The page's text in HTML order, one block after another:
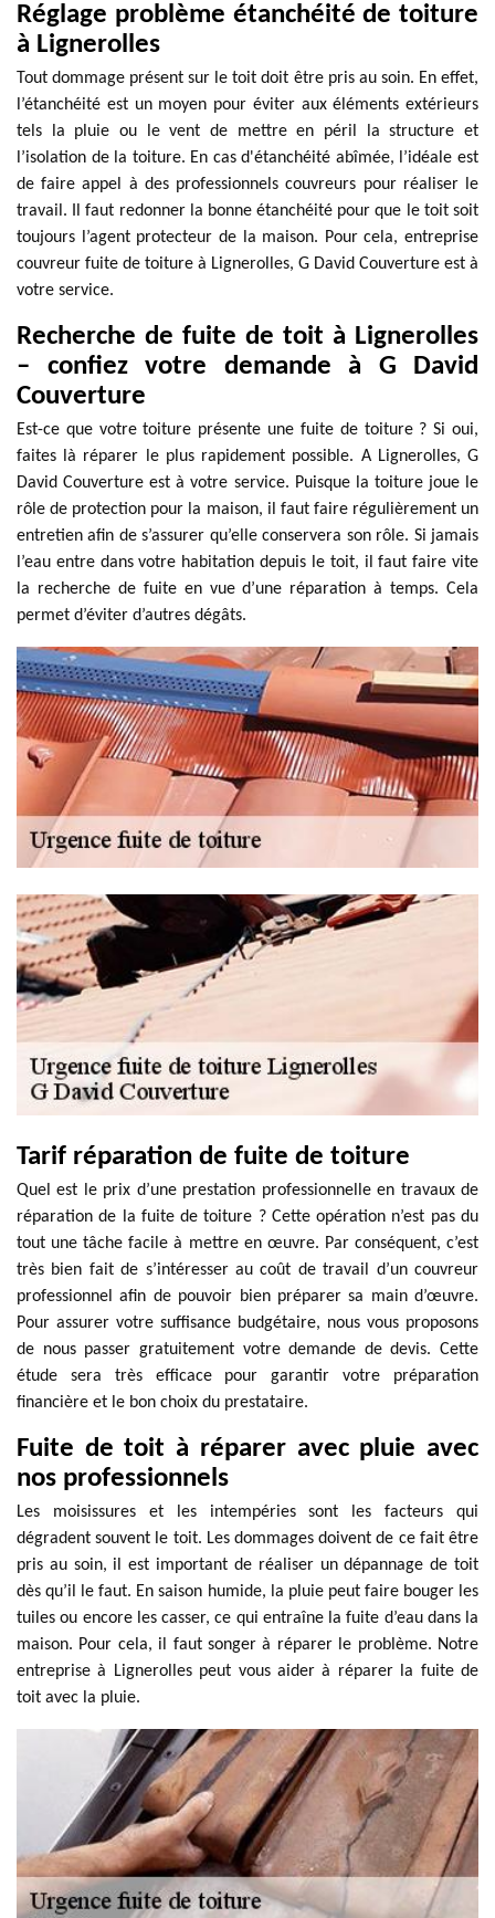
Réglage problème étanchéité de toiture
à Lignerolles
Tout dommage présent sur le toit doit être pris au soin. En effet,
l’étanchéité est un moyen pour éviter aux éléments extérieurs
tels la pluie ou le vent de mettre en péril la structure et
l’isolation de la toiture. En cas d'étanchéité abîmée, l’idéale est
de faire appel à des professionnels couvreurs pour réaliser le
travail. Il faut redonner la bonne étanchéité pour que le toit soit
toujours l’agent protecteur de la maison. Pour cela, entreprise
couvreur fuite de toiture à Lignerolles, G David Couverture est à
votre service.
Recherche de fuite de toit à Lignerolles
– confiez votre demande à G David
Couverture
Est-ce que votre toiture présente une fuite de toiture ? Si oui,
faites là réparer le plus rapidement possible. A Lignerolles, G
David Couverture est à votre service. Puisque la toiture joue le
rôle de protection pour la maison, il faut faire régulièrement un
entretien afin de s’assurer qu’elle conservera son rôle. Si jamais
l’eau entre dans votre habitation depuis le toit, il faut faire vite
la recherche de fuite en vue d’une réparation à temps. Cela
permet d’éviter d’autres dégâts.
Tarif réparation de fuite de toiture
Quel est le prix d’une prestation professionnelle en travaux de
réparation de la fuite de toiture ? Cette opération n’est pas du
tout une tâche facile à mettre en œuvre. Par conséquent, c’est
très bien fait de s’intéresser au coût de travail d’un couvreur
professionnel afin de pouvoir bien préparer sa main d’œuvre.
Pour assurer votre suffisance budgétaire, nous vous proposons
de nous passer gratuitement votre demande de devis. Cette
étude sera très efficace pour garantir votre préparation
financière et le bon choix du prestataire.
Fuite de toit à réparer avec pluie avec
nos professionnels
Les moisissures et les intempéries sont les facteurs qui
dégradent souvent le toit. Les dommages doivent de ce fait être
pris au soin, il est important de réaliser un dépannage de toit
dès qu’il le faut. En saison humide, la pluie peut faire bouger les
tuiles ou encore les casser, ce qui entraîne la fuite d’eau dans la
maison. Pour cela, il faut songer à réparer le problème. Notre
entreprise à Lignerolles peut vous aider à réparer la fuite de
toit avec la pluie.